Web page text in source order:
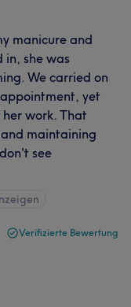
manicure and
in, she was
We carried on
yet
her work. That
maintaining
see
Verifizierte Bewertung